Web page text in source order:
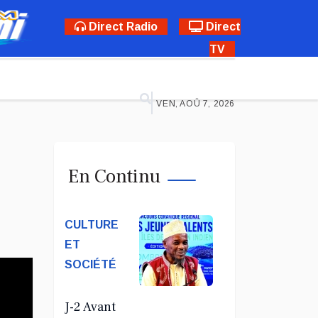
Direct Radio
Direct
TV
VEN, AOÛ 7, 2026
En Continu
CULTURE
ET
SOCIÉTÉ
J-2 Avant